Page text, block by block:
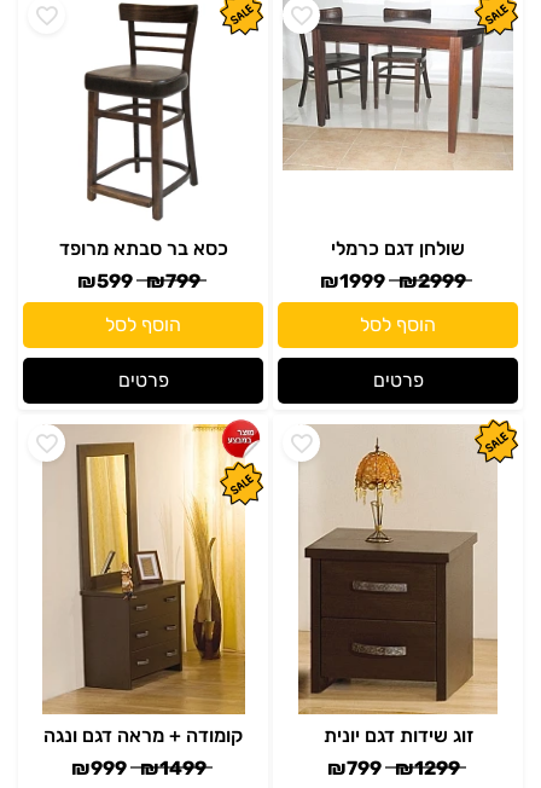
שולחן דגם כרמלי
₪2999
₪1999
הוסף לסל
פרטים
כסא בר סבתא מרופד
₪799
₪599
הוסף לסל
פרטים
זוג שידות דגם יונית
₪1299
₪799
קומודה + מראה דגם ונגה
₪1499
₪999